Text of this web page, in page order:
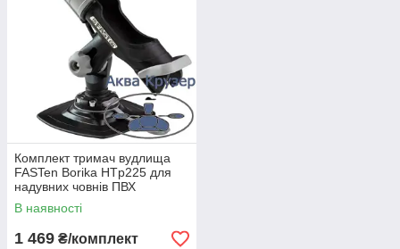
Комплект тримач вудлища
FASTen Borika HTp225 для
надувних човнів ПВХ
В наявності
1 469 ₴/комплект